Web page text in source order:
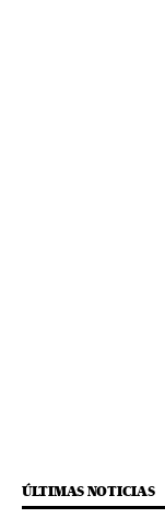
ÚLTIMAS NOTICIAS